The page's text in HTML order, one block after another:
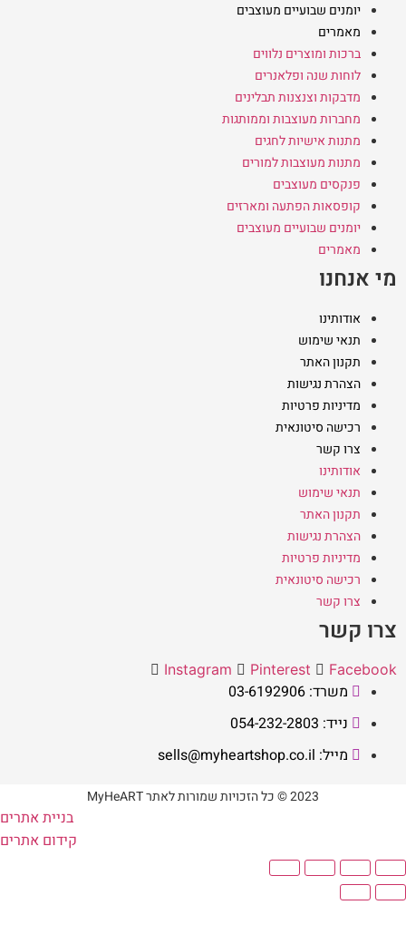
יומנים שבועיים מעוצבים
מאמרים
ברכות ומוצרים נלווים
לוחות שנה ופלאנרים
מדבקות וצנצנות תבלינים
מחברות מעוצבות וממותגות
מתנות אישיות לחגים
מתנות מעוצבות למורים
פנקסים מעוצבים
קופסאות הפתעה ומארזים
יומנים שבועיים מעוצבים
מאמרים
מי אנחנו
אודותינו
תנאי שימוש
תקנון האתר
הצהרת נגישות
מדיניות פרטיות
רכישה סיטונאית
צרו קשר
אודותינו
תנאי שימוש
תקנון האתר
הצהרת נגישות
מדיניות פרטיות
רכישה סיטונאית
צרו קשר
צרו קשר
Instagram Pinterest Facebook
משרד: 03-6192906
נייד: 054-232-2803
מייל: sells@myheartshop.co.il
2023 © כל הזכויות שמורות לאתר MyHeART
בניית אתרים
קידום אתרים